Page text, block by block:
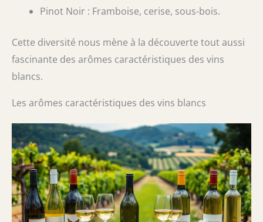
Pinot Noir : Framboise, cerise, sous-bois.
Cette diversité nous mène à la découverte tout aussi
fascinante des arômes caractéristiques des vins
blancs.
Les arômes caractéristiques des vins blancs